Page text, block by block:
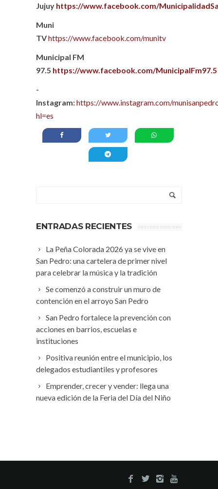
Jujuy https://www.facebook.com/
Muni
TVhttps://www.facebook.com/munitv
Municipal FM
97.5 https://www.facebook.com/MunicipalFm97.5
-
Instagram:https://www.instagram.com/
hl=es
ENTRADAS RECIENTES
La Peña Colorada 2026 ya se vive en
San Pedro: una cartelera de primer nivel
para celebrar la música y la tradición
Se comenzó a construir un muro de
contención en el arroyo San Pedro
San Pedro fortalece la prevención con
acciones en barrios, escuelas e
instituciones
Positiva reunión entre el municipio, los
delegados estudiantiles y profesores
Emprender, crecer y vender: llega una
nueva edición de la Feria del Día del Niño